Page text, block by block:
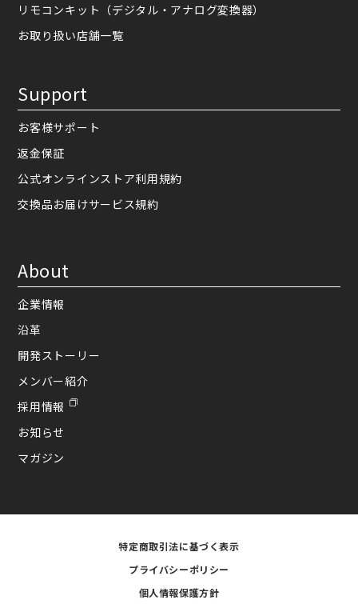
リモコンキット（デジタル・アナログ変換器）
お取り扱い店舗一覧
Support
お客様サポート
返金保証
公式オンラインストア利用規約
交換品お届けサービス規約
About
企業情報
沿革
開発ストーリー
メンバー紹介
採用情報
お知らせ
マガジン
特定商取引法に基づく表示
プライバシーポリシー
個人情報保護方針